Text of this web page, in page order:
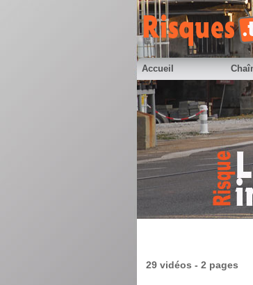
Accueil
29 vidéos - 2 pages